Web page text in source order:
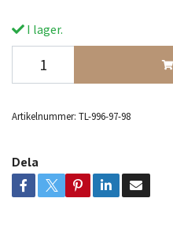
I lager.
Artikelnummer: TL-996-97-98
Dela